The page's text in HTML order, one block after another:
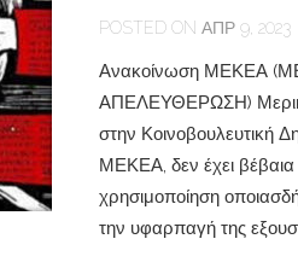
POSTED ON ΑΠΡ 9, 2023
Ανακοίνωση ΜΕΚΕΑ
ΑΠΕΛΕΥΘΕΡΩΣΗ)
στην Κοινοβουλευτική
ΜΕΚΕΑ, δεν έχει βέβαια
χρησιμοποίηση
την υφαρπαγή της